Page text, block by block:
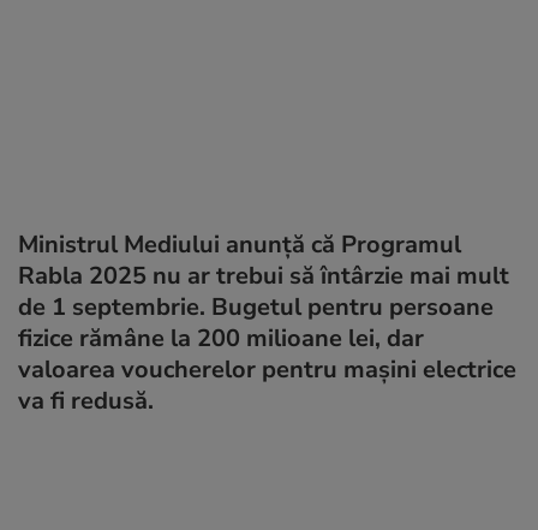
Ministrul Mediului anunță că Programul
Rabla 2025 nu ar trebui să întârzie mai mult
de 1 septembrie. Bugetul pentru persoane
fizice rămâne la 200 milioane lei, dar
valoarea voucherelor pentru mașini electrice
va fi redusă.